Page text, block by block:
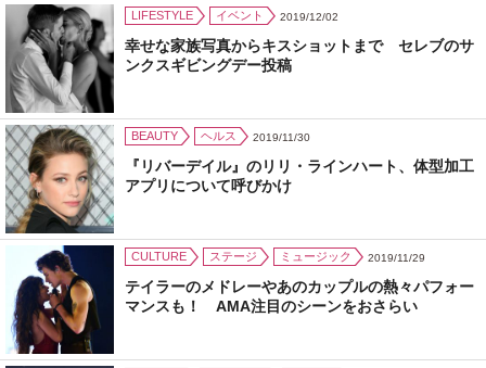
LIFESTYLE イベント 2019/12/02
幸せな家族写真からキスショットまで セレブのサ
ンクスギビングデー投稿
BEAUTY ヘルス 2019/11/30
『リバーデイル』のリリ・ラインハート、体型加工
アプリについて呼びかけ
CULTURE ステージ ミュージック 2019/11/29
テイラーのメドレーやあのカップルの熱々パフォー
マンスも！ AMA注目のシーンをおさらい